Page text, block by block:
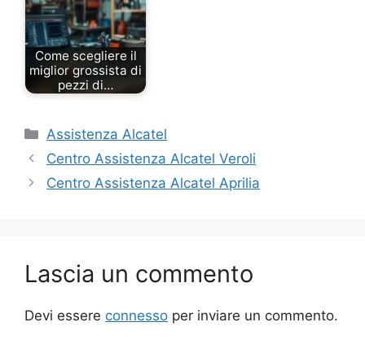
Come scegliere il
miglior grossista di
pezzi di…
Categorie
Assistenza Alcatel
Centro Assistenza Alcatel Veroli
Centro Assistenza Alcatel Aprilia
Lascia un commento
Devi essere connesso per inviare un commento.